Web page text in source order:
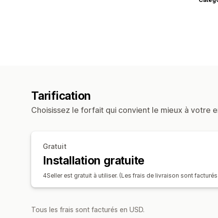
Tarification
Choisissez le forfait qui convient le mieux à votre
Gratuit
Installation gratuite
4Seller est gratuit à utiliser. (Les frais de livraison sont
Tous les frais sont facturés en USD.